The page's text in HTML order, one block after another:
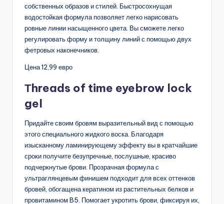
собственных образов и стилей. Быстросохнущая
водостойкая формула позволяет легко нарисовать
ровные линии насыщенного цвета. Вы сможете легко
регулировать форму и толщину линий с помощью двух
фетровых наконечников.
Цена 12,99 евро
Тhreads of time eyebrow lock
gel
Придайте своим бровям выразительный вид с помощью
этого специального жидкого воска. Благодаря
изысканному ламинирующему эффекту вы в кратчайшие
сроки получите безупречные, послушные, красиво
подчеркнутые брови. Прозрачная формула с
ультраглянцевым финишем подходит для всех оттенков
бровей, обогащена кератином из растительных белков и
провитамином B5. Помогает укротить брови, фиксируя их,